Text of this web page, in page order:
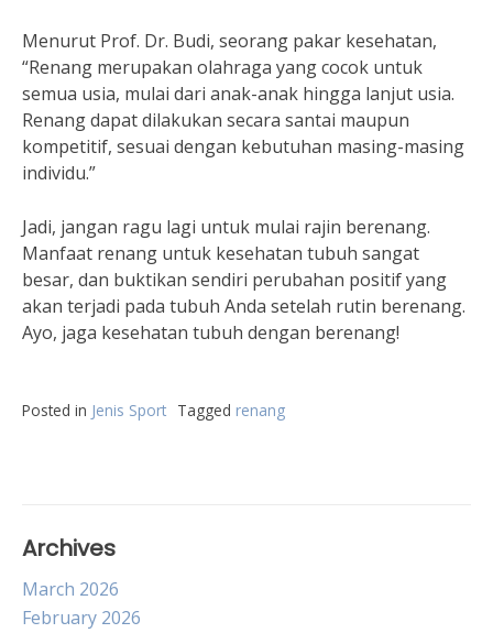
Menurut Prof. Dr. Budi, seorang pakar kesehatan,
“Renang merupakan olahraga yang cocok untuk
semua usia, mulai dari anak-anak hingga lanjut usia.
Renang dapat dilakukan secara santai maupun
kompetitif, sesuai dengan kebutuhan masing-masing
individu.”
Jadi, jangan ragu lagi untuk mulai rajin berenang.
Manfaat renang untuk kesehatan tubuh sangat
besar, dan buktikan sendiri perubahan positif yang
akan terjadi pada tubuh Anda setelah rutin berenang.
Ayo, jaga kesehatan tubuh dengan berenang!
Posted in Jenis Sport Tagged renang
Archives
March 2026
February 2026